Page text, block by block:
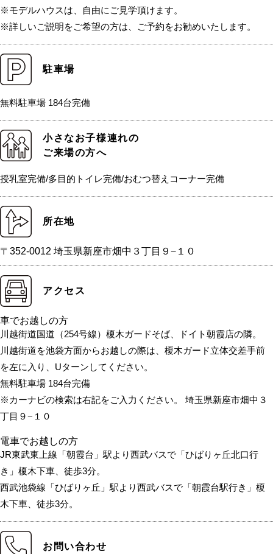
※モデルハウスは、自由にご見学頂けます。
※詳しいご説明をご希望の方は、ご予約をお勧めいたします。
駐車場
無料駐車場 184台完備
小さなお子様連れの
ご来場の方へ
授乳室完備/多目的トイレ完備/おむつ替えコーナー完備
所在地
〒352-0012 埼玉県新座市畑中３丁目９−１０
アクセス
車でお越しの方
川越街道国道（254号線）榎木ガードそば、ドイト朝霞店の隣。
川越街道を池袋方面からお越しの際は、榎木ガード立体交差手前
を左に入り、Uターンしてください。
無料駐車場 184台完備
※カーナビの検索は右記をご入力ください。 埼玉県新座市畑中３
丁目９−１０
電車でお越しの方
JR東武東上線「朝霞台」駅より西武バスで「ひばりヶ丘北口行
き」榎木下車、徒歩3分。
西武池袋線「ひばりヶ丘」駅より西武バスで「朝霞台駅行き」榎
木下車、徒歩3分。
お問い合わせ